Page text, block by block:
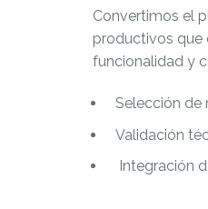
Convertimos el
productivos que
funcionalidad y
Selección de
Validación
Integración